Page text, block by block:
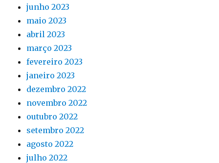
junho 2023
maio 2023
abril 2023
março 2023
fevereiro 2023
janeiro 2023
dezembro 2022
novembro 2022
outubro 2022
setembro 2022
agosto 2022
julho 2022